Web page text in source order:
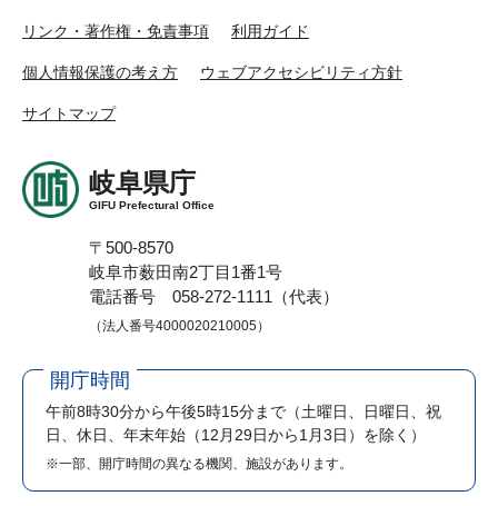
リンク・著作権・免責事項 利用ガイド
個人情報保護の考え方 ウェブアクセシビリティ方針
サイトマップ
岐阜県庁
GIFU Prefectural Office
〒500-8570
岐阜市薮田南2丁目1番1号
電話番号 058-272-1111（代表）
（法人番号4000020210005）
開庁時間
午前8時30分から午後5時15分まで （土曜日、日曜日、祝
日、休日、年末年始（12月29日から1月3日）を除く）
※一部、開庁時間の異なる機関、施設があります。